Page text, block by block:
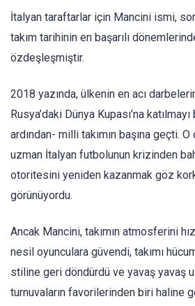
İtalyan taraftarlar için Mancini ismi,
takım tarihinin en başarılı
özdeşleşmiştir.
2018 yazında, ülkenin en acı
Rusya’daki Dünya Kupası’na
ardından- milli takımın başına geçti.
uzman İtalyan futbolunun krizinden
otoritesini yeniden kazanmak göz
görünüyordu.
Ancak Mancini, takımın atmosferini
nesil oyunculara güvendi, takımı
stiline geri döndürdü ve yavaş yavaş
turnuvaların favorilerinden biri haline